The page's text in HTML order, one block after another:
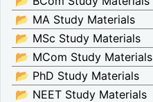
📂 MA Study Materials
📂 MSc Study Materials
📂 MCom Study Materials
📂 PhD Study Materials
📂 NEET Study Materials